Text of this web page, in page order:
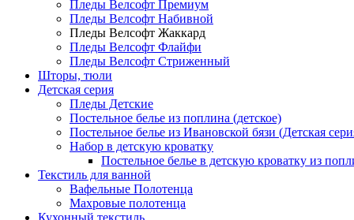
Пледы Велсофт Премиум
Пледы Велсофт Набивной
Пледы Велсофт Жаккард
Пледы Велсофт Флайфи
Пледы Велсофт Стриженный
Шторы, тюли
Детская серия
Пледы Детские
Постельное белье из поплина (детское)
Постельное белье из Ивановской бязи (Детская
Набор в детскую кроватку
Постельное белье в детскую кроватку из
Текстиль для ванной
Вафельные Полотенца
Махровые полотенца
Кухонный текстиль